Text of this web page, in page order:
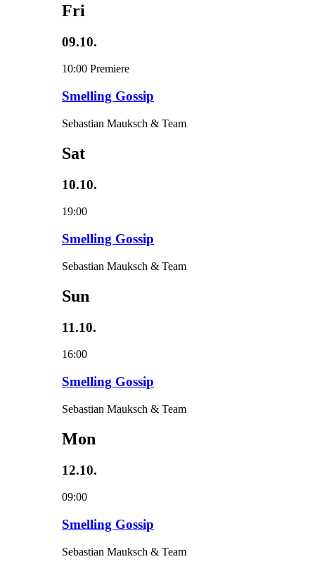
Fri
09.10.
10:00 Premiere
Smelling Gossip
Sebastian Mauksch & Team
Sat
10.10.
19:00
Smelling Gossip
Sebastian Mauksch & Team
Sun
11.10.
16:00
Smelling Gossip
Sebastian Mauksch & Team
Mon
12.10.
09:00
Smelling Gossip
Sebastian Mauksch & Team